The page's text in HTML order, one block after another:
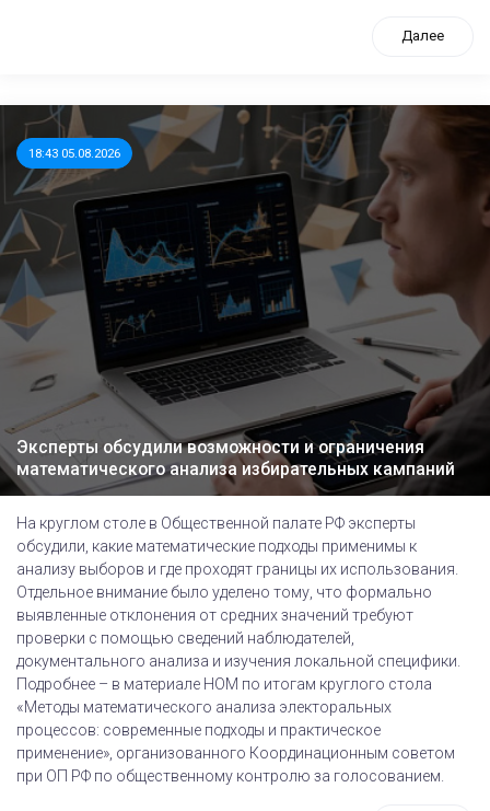
Далее
18:43 05.08.2026
Эксперты обсудили возможности и ограничения
математического анализа избирательных кампаний
На круглом столе в Общественной палате РФ эксперты
обсудили, какие математические подходы применимы к
анализу выборов и где проходят границы их использования.
Отдельное внимание было уделено тому, что формально
выявленные отклонения от средних значений требуют
проверки с помощью сведений наблюдателей,
документального анализа и изучения локальной специфики.
Подробнее – в материале НОМ по итогам круглого стола
«Методы математического анализа электоральных
процессов: современные подходы и практическое
применение», организованного Координационным советом
при ОП РФ по общественному контролю за голосованием.